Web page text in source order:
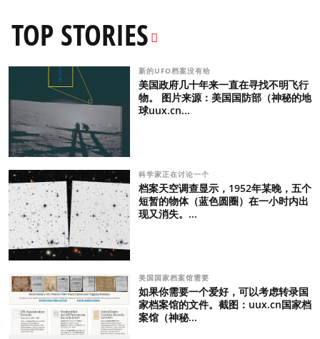
TOP STORIES
新的UFO档案没有给
美国政府几十年来一直在寻找不明飞行
物。 图片来源：美国国防部（神秘的地
球uux.cn...
科学家正在讨论一个
档案天空调查显示，1952年某晚，五个
短暂的物体（蓝色圆圈）在一小时内出
现又消失。...
美国国家档案馆需要
如果你需要一个爱好，可以考虑转录国
家档案馆的文件。截图：uux.cn国家档
案馆（神秘...